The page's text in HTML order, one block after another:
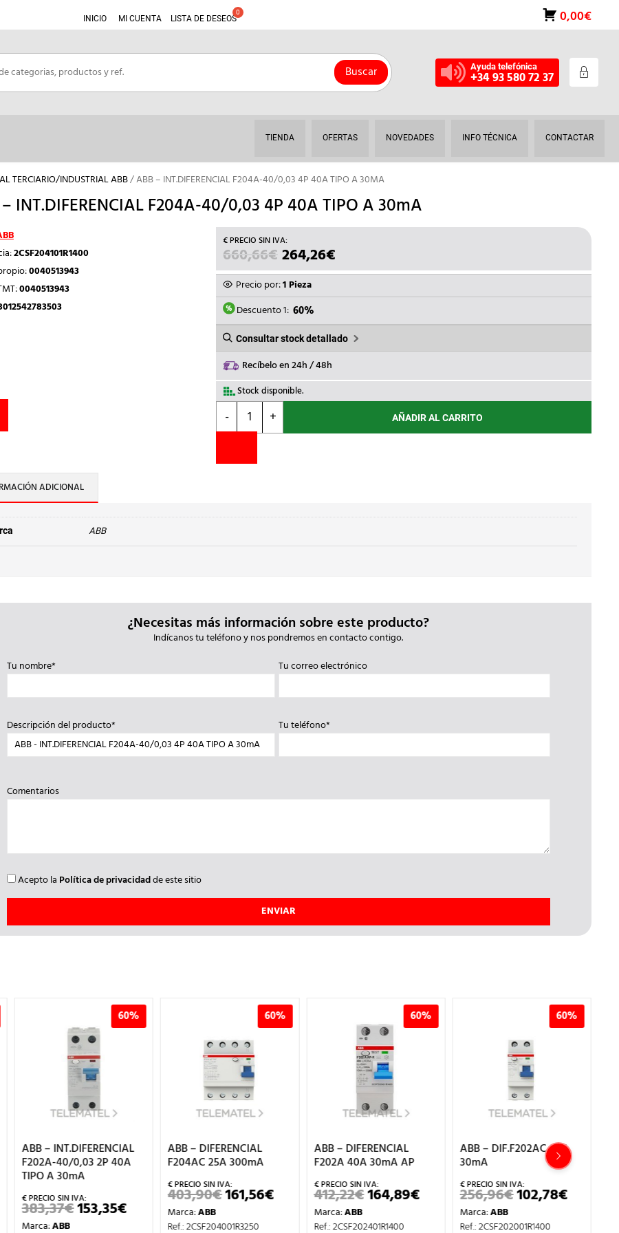
INICIO MI CUENTA LISTA DE DESEOS 0,00€
Buscar Ayuda telefónica
+34 93 580 72 37
TIENDA OFERTAS NOVEDADES INFO TÉCNICA CONTACTAR
TERCIARIO/INDUSTRIAL ABB/ ABB – INT.DIFERENCIAL F204A-40/0,03 4P 40A TIPO A 30MA
INT.DIFERENCIAL F204A-40/0,03 4P 40A TIPO A 30mA
2CSF204101R1400
0040513943
0040513943
660,66€ EL
PRECIO
ORIGINAL
ERA:
660,66€.
264,26€EL
PRECIO
ES:
Precio por:1 Pieza
Descuento 1: 60%
Consultar stock detallado
Recíbelo en 24h / 48h
Stock disponible.
-
ABB
INT.DIFERENCIAL
40/0,03
+ AÑADIR AL CARRITO
ADICIONAL
ABB
¿Necesitas más información sobre este producto?
Indícanos tu teléfono y nos pondremos en contacto contigo.
Tu nombre*
Tu correo electrónico
Descripción del producto* Tu teléfono*
Comentarios
Acepto la Política de privacidadde este sitio
PRECIO
60%
ABB – DIFERENCIAL
F204AC 25A 300mA
403,90€ PRECIO
ORIGINAL PRECIO
ACTUAL
Marca:ABB
Ref.: 2CSF204001R3250
60%
ABB – DIFERENCIAL
F202A 40A 30mA AP
412,22€EL
PRECIO
ERA:
164,89 PRECIO
ACTUAL
Marca:ABB
Ref.: 2CSF202401R1400
60%
ABB – DIF.F202AC 40A
30mA
256,96€EL
PRECIO
ERA:
102,78 PRECIO
ACTUAL
Marca:ABB
Ref.: 2CSF202001R1400
60%
ABB – DIFERENCIAL
F204A S 40A 300mA
706,71€EL
PRECIO
ERA:
282,68
Marca:ABB
Ref.: 2CSF204201R3400